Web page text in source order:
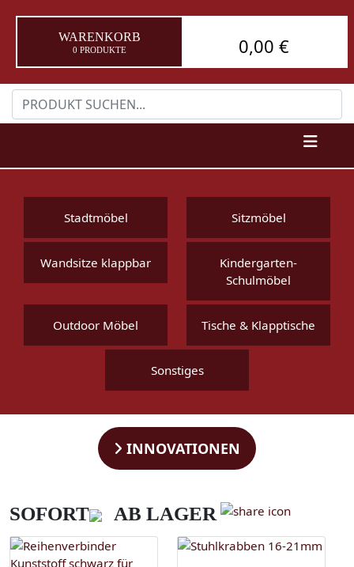
WARENKORB
0 PRODUKTE 0,00 €
Stadtmöbel Sitzmöbel
Wandsitze klappbar
Kindergarten-
Schulmöbel
Outdoor Möbel Tische & Klapptische
Sonstiges
INNOVATIONEN
SOFORT AB LAGER